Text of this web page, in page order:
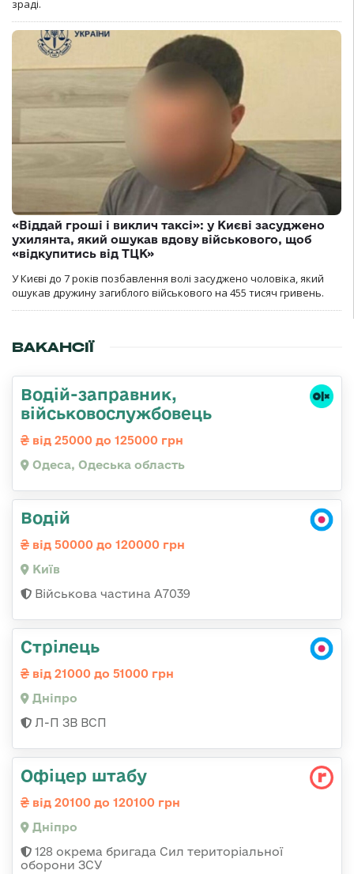
зраді.
«Віддай гроші і виклич таксі»: у Києві засуджено
ухилянта, який ошукав вдову військового, щоб
«відкупитись від ТЦК»
У Києві до 7 років позбавлення волі засуджено чоловіка, який
ошукав дружину загиблого військового на 455 тисяч гривень.
ВАКАНСІЇ
Водій-заправник,
військовослужбовець
від 25000 до 125000 грн
Одеса, Одеська область
Водій
від 50000 до 120000 грн
Київ
Військова частина А7039
Стрілець
від 21000 до 51000 грн
Дніпро
Л-П ЗВ ВСП
Офіцер штабу
від 20100 до 120100 грн
Дніпро
128 окрема бригада Сил територіальної
оборони ЗСУ